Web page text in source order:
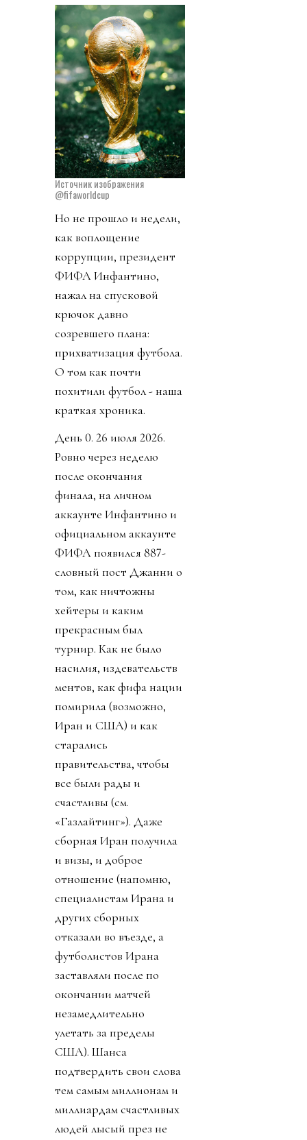
Источник изображения
@fifaworldcup
Но не прошло и недели,
как воплощение
коррупции, президент
ФИФА Инфантино,
нажал на спусковой
крючок давно
созревшего плана:
прихватизация футбола.
О том как почти
похитили футбол - наша
краткая хроника.
День 0. 26 июля 2026.
Ровно через неделю
после окончания
финала, на личном
аккаунте Инфантино и
официальном аккаунте
ФИФА появился 887-
словный пост Джанни о
том, как ничтожны
хейтеры и каким
прекрасным был
турнир. Как не было
насилия, издевательств
ментов, как фифа нации
помирила (возможно,
Иран и США) и как
старались
правительства, чтобы
все были рады и
счастливы (см.
«Газлайтинг»). Даже
сборная Иран получила
и визы, и доброе
отношение (напомню,
специалистам Ирана и
других сборных
отказали во въезде, а
футболистов Ирана
заставляли после по
окончании матчей
незамедлительно
улетать за пределы
США). Шанса
подтвердить свои слова
тем самым миллионам и
миллиардам счастливых
людей лысый през не